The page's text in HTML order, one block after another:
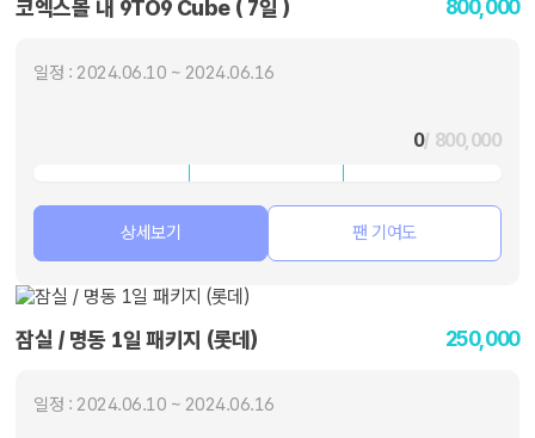
코엑스몰 내 9TO9 Cube ( 7일 ) 800,000
일정 : 2024.06.10 ~ 2024.06.16
0/ 800,000
상세보기 팬 기여도
잠실 / 명동 1일 패키지 (롯데) 250,000
일정 : 2024.06.10 ~ 2024.06.16